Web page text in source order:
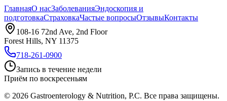
ГлавнаяО насЗаболеванияЭндоскопия и
подготовкаСтраховкаЧастые вопросыОтзывыКонтакты
108-16 72nd Ave, 2nd Floor
Forest Hills, NY 11375
718-261-0900
Запись в течение недели
Приём по воскресеньям
© 2026 Gastroenterology & Nutrition, P.C. Все права защищены.